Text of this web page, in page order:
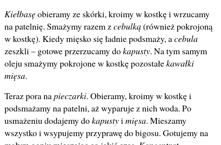
Kiełbasęobieramy ze skórki, kroimy w kostkę i wrzucamy
na patelnię. Smażymy razem zcebulką(również pokrojoną
w kostkę). Kiedy mięsko się ładnie podsmaży, acebula
zeszkli – gotowe przerzucamy dokapusty. Na tym samym
oleju smażymy pokrojone w kostkę pozostałekawałki
mięsa.
Teraz pora napieczarki. Obieramy, kroimy w kostkę i
podsmażamy na patelni, aż wyparuje z nich woda. Po
usmażeniu dodajemy dokapustyi mięsa. Mieszamy
wszystko i wsypujemy przyprawę do bigosu. Gotujemy na